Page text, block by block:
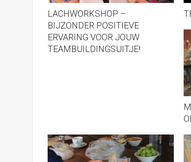
LACHWORKSHOP –
BIJZONDER POSITIEVE
ERVARING VOOR JOUW
TEAMBUILDINGSUITJE!